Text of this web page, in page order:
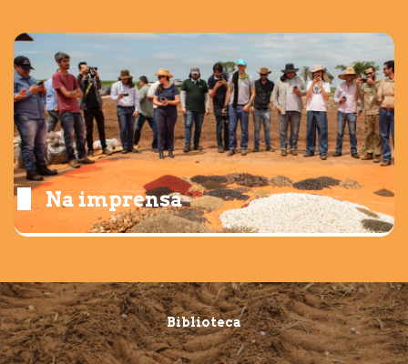
Na imprensa
Biblioteca